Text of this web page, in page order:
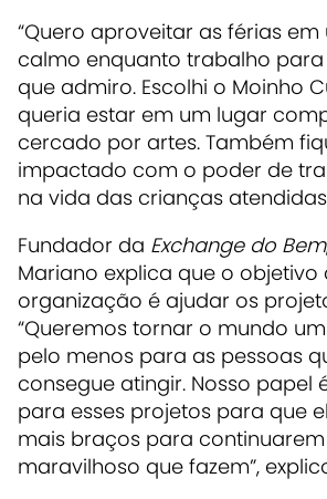
“Quero aproveitar as férias
calmo enquanto trabalho
que admiro. Escolhi o Moinho
queria estar em um lugar
cercado por artes. Também
impactado com o poder de
na vida das crianças
Fundador da Exchange do Bem
Mariano explica que o objetivo
organização é ajudar os
“Queremos tornar o mundo
pelo menos para as pessoas
consegue atingir. Nosso papel
para esses projetos para que
mais braços para
maravilhoso que fazem”,